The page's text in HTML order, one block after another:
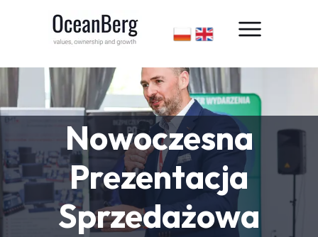
Nowoczesna
Prezentacja
Sprzedażowa